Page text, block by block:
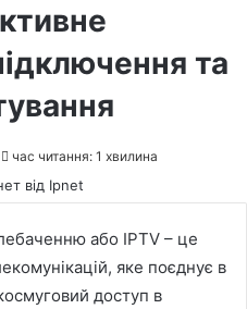
та
час читання: 1 хвилина
або IPTV – це
яке поєднує в
доступ в